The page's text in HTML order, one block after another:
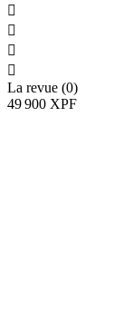




La revue (0)
49 900 XPF